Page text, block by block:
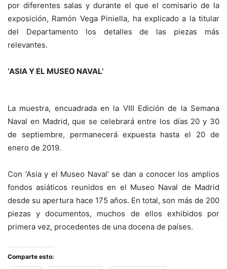
por diferentes salas y durante el que el comisario de la
exposición, Ramón Vega Piniella, ha explicado a la titular
del Departamento los detalles de las piezas más
relevantes.
‘ASIA Y EL MUSEO NAVAL’
La muestra, encuadrada en la VIII Edición de la Semana
Naval en Madrid, que se celebrará entre los días 20 y 30
de septiembre, permanecerá expuesta hasta el 20 de
enero de 2019.
Con ‘Asia y el Museo Naval’ se dan a conocer los amplios
fondos asiáticos reunidos en el Museo Naval de Madrid
desde su apertura hace 175 años. En total, son más de 200
piezas y documentos, muchos de ellos exhibidos por
primera vez, procedentes de una docena de países.
Comparte esto: